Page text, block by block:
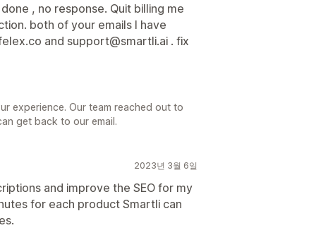
, no response. Quit billing me
both of your emails I have
and support@smartli.ai . fix
experience. Our team reached out to
get back to our email.
2023년 3월 6일
and improve the SEO for my
for each product Smartli can